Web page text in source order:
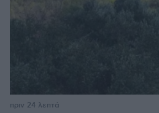
πριν 24 λεπτά